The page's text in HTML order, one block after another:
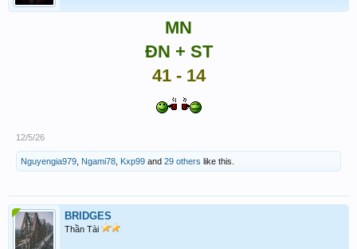
MN
ĐN + ST
41 - 14
12/5/26
Nguyengia979 Ngami78 Kxp99 and 29 others like this.
BRIDGES
Thần Tài